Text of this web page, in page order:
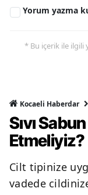
Yorum yazma
* Bu içerik ile ilgili
Kocaeli Haberdar
Sıvı
Etmeliyiz?
Cilt tipinize
vadede